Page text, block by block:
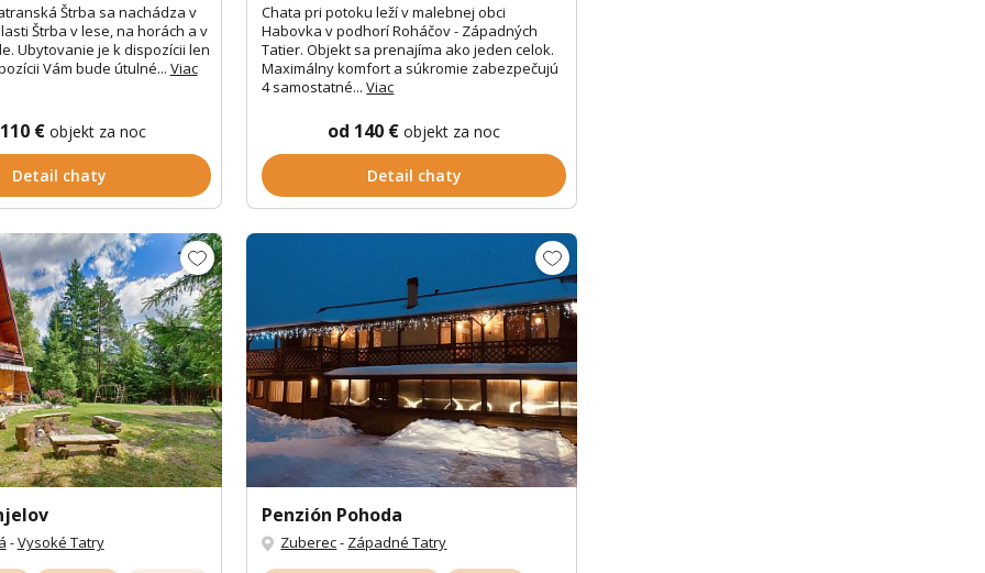
Štrba sa nachádza v
Štrba v lese, na horách a v
Ubytovanie je k dispozícii len
Vám bude útulné... Viac
€ objekt za noc
Detail chaty
Chata pri potoku leží v malebnej obci
Habovka v podhorí Roháčov - Západných
Tatier. Objekt sa prenajíma ako jeden celok.
Maximálny komfort a súkromie zabezpečujú
4 samostatné...Viac
od 140 €objekt za noc
Detail chaty
-Vysoké Tatry
Penzión Pohoda
Zuberec- Západné Tatry